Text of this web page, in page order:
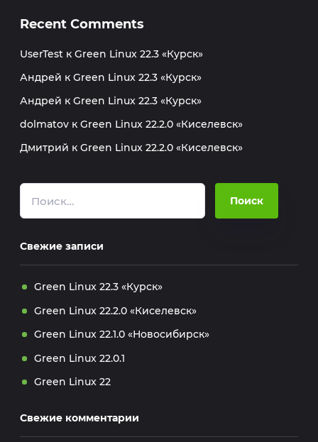
Recent Comments
UserTest к Green Linux 22.3 «Курск»
Андрей к Green Linux 22.3 «Курск»
Андрей к Green Linux 22.3 «Курск»
dolmatov к Green Linux 22.2.0 «Киселевск»
Дмитрий к Green Linux 22.2.0 «Киселевск»
Свежие записи
Green Linux 22.3 «Курск»
Green Linux 22.2.0 «Киселевск»
Green Linux 22.1.0 «Новосибирск»
Green Linux 22.0.1
Green Linux 22
Свежие комментарии